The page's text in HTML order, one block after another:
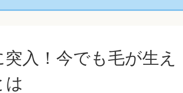
入！今でも毛が生え
は